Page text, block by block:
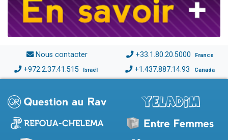
Nous contacter +33.1.80.20.5000 France
+972.2.37.41.515 Israël +1.437.887.14.93 Canada